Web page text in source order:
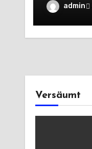
die Dritte
admin
Versäumt